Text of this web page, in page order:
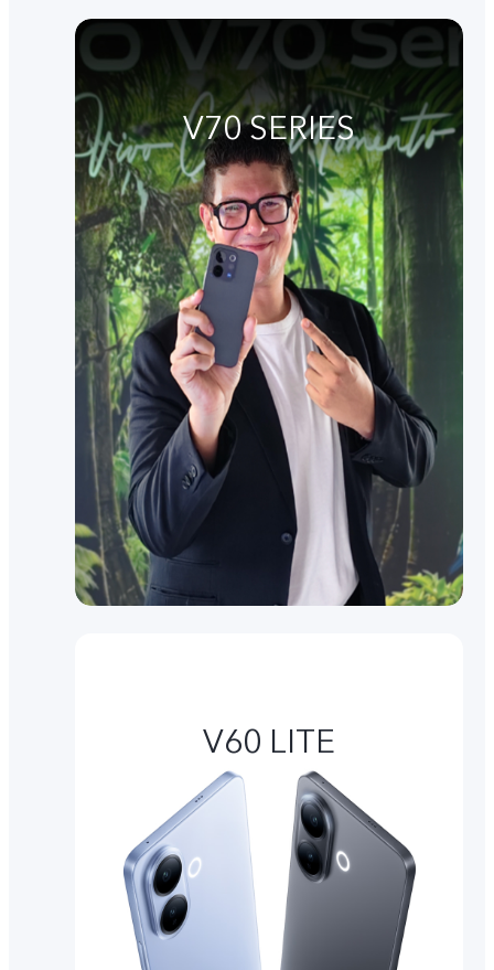
V70 SERIES
V60 LITE